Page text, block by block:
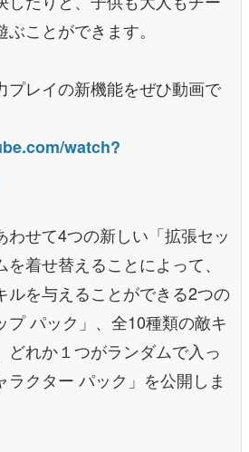
ことができます。
プレイの新機能をぜひ動画で
watch?
わせて4つの新しい「拡張セッ
を着せ替えることによって、
ルを与えることができる2つの
プ パック」、全10種類の敵キ
どれか１つがランダムで入っ
ラクター パック」を公開しま